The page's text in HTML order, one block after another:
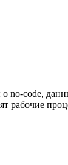
no-code,
рабочие